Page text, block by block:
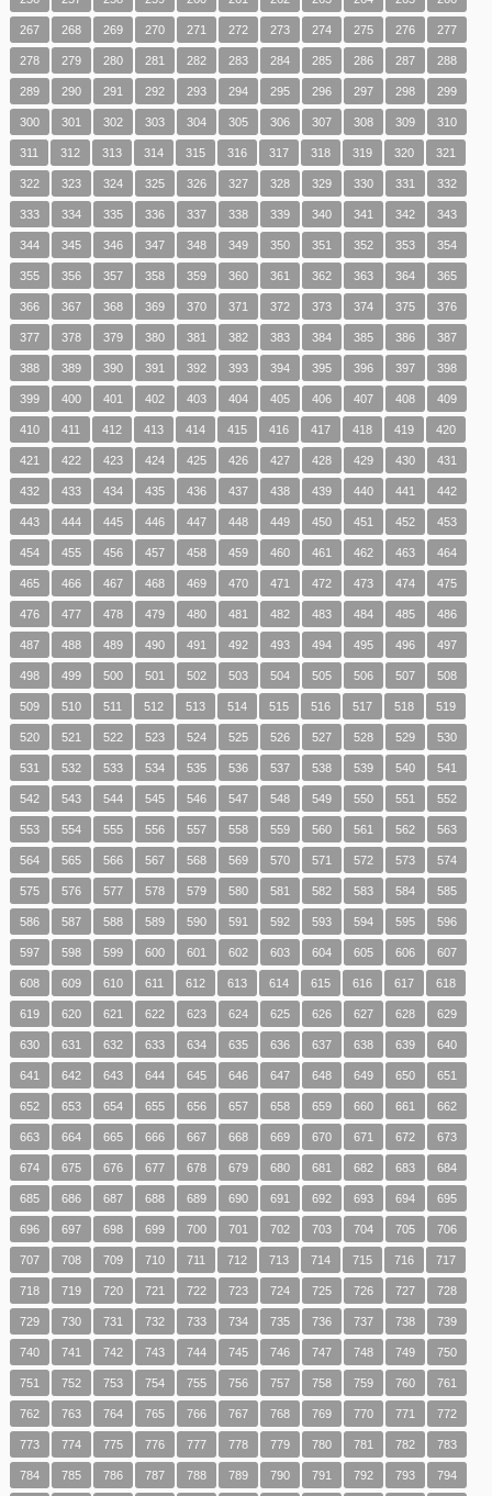
267 268 269 270 271 272 273 274 275 276 277
278 279 280 281 282 283 284 285 286 287 288
289 290 291 292 293 294 295 296 297 298 299
300 301 302 303 304 305 306 307 308 309 310
311 312 313 314 315 316 317 318 319 320 321
322 323 324 325 326 327 328 329 330 331 332
333 334 335 336 337 338 339 340 341 342 343
344 345 346 347 348 349 350 351 352 353 354
355 356 357 358 359 360 361 362 363 364 365
366 367 368 369 370 371 372 373 374 375 376
377 378 379 380 381 382 383 384 385 386 387
388 389 390 391 392 393 394 395 396 397 398
399 400 401 402 403 404 405 406 407 408 409
410 411 412 413 414 415 416 417 418 419 420
421 422 423 424 425 426 427 428 429 430 431
432 433 434 435 436 437 438 439 440 441 442
443 444 445 446 447 448 449 450 451 452 453
454 455 456 457 458 459 460 461 462 463 464
465 466 467 468 469 470 471 472 473 474 475
476 477 478 479 480 481 482 483 484 485 486
487 488 489 490 491 492 493 494 495 496 497
498 499 500 501 502 503 504 505 506 507 508
509 510 511 512 513 514 515 516 517 518 519
520 521 522 523 524 525 526 527 528 529 530
531 532 533 534 535 536 537 538 539 540 541
542 543 544 545 546 547 548 549 550 551 552
553 554 555 556 557 558 559 560 561 562 563
564 565 566 567 568 569 570 571 572 573 574
575 576 577 578 579 580 581 582 583 584 585
586 587 588 589 590 591 592 593 594 595 596
597 598 599 600 601 602 603 604 605 606 607
608 609 610 611 612 613 614 615 616 617 618
619 620 621 622 623 624 625 626 627 628 629
630 631 632 633 634 635 636 637 638 639 640
641 642 643 644 645 646 647 648 649 650 651
652 653 654 655 656 657 658 659 660 661 662
663 664 665 666 667 668 669 670 671 672 673
674 675 676 677 678 679 680 681 682 683 684
685 686 687 688 689 690 691 692 693 694 695
696 697 698 699 700 701 702 703 704 705 706
707 708 709 710 711 712 713 714 715 716 717
718 719 720 721 722 723 724 725 726 727 728
729 730 731 732 733 734 735 736 737 738 739
740 741 742 743 744 745 746 747 748 749 750
751 752 753 754 755 756 757 758 759 760 761
762 763 764 765 766 767 768 769 770 771 772
773 774 775 776 777 778 779 780 781 782 783
784 785 786 787 788 789 790 791 792 793 794